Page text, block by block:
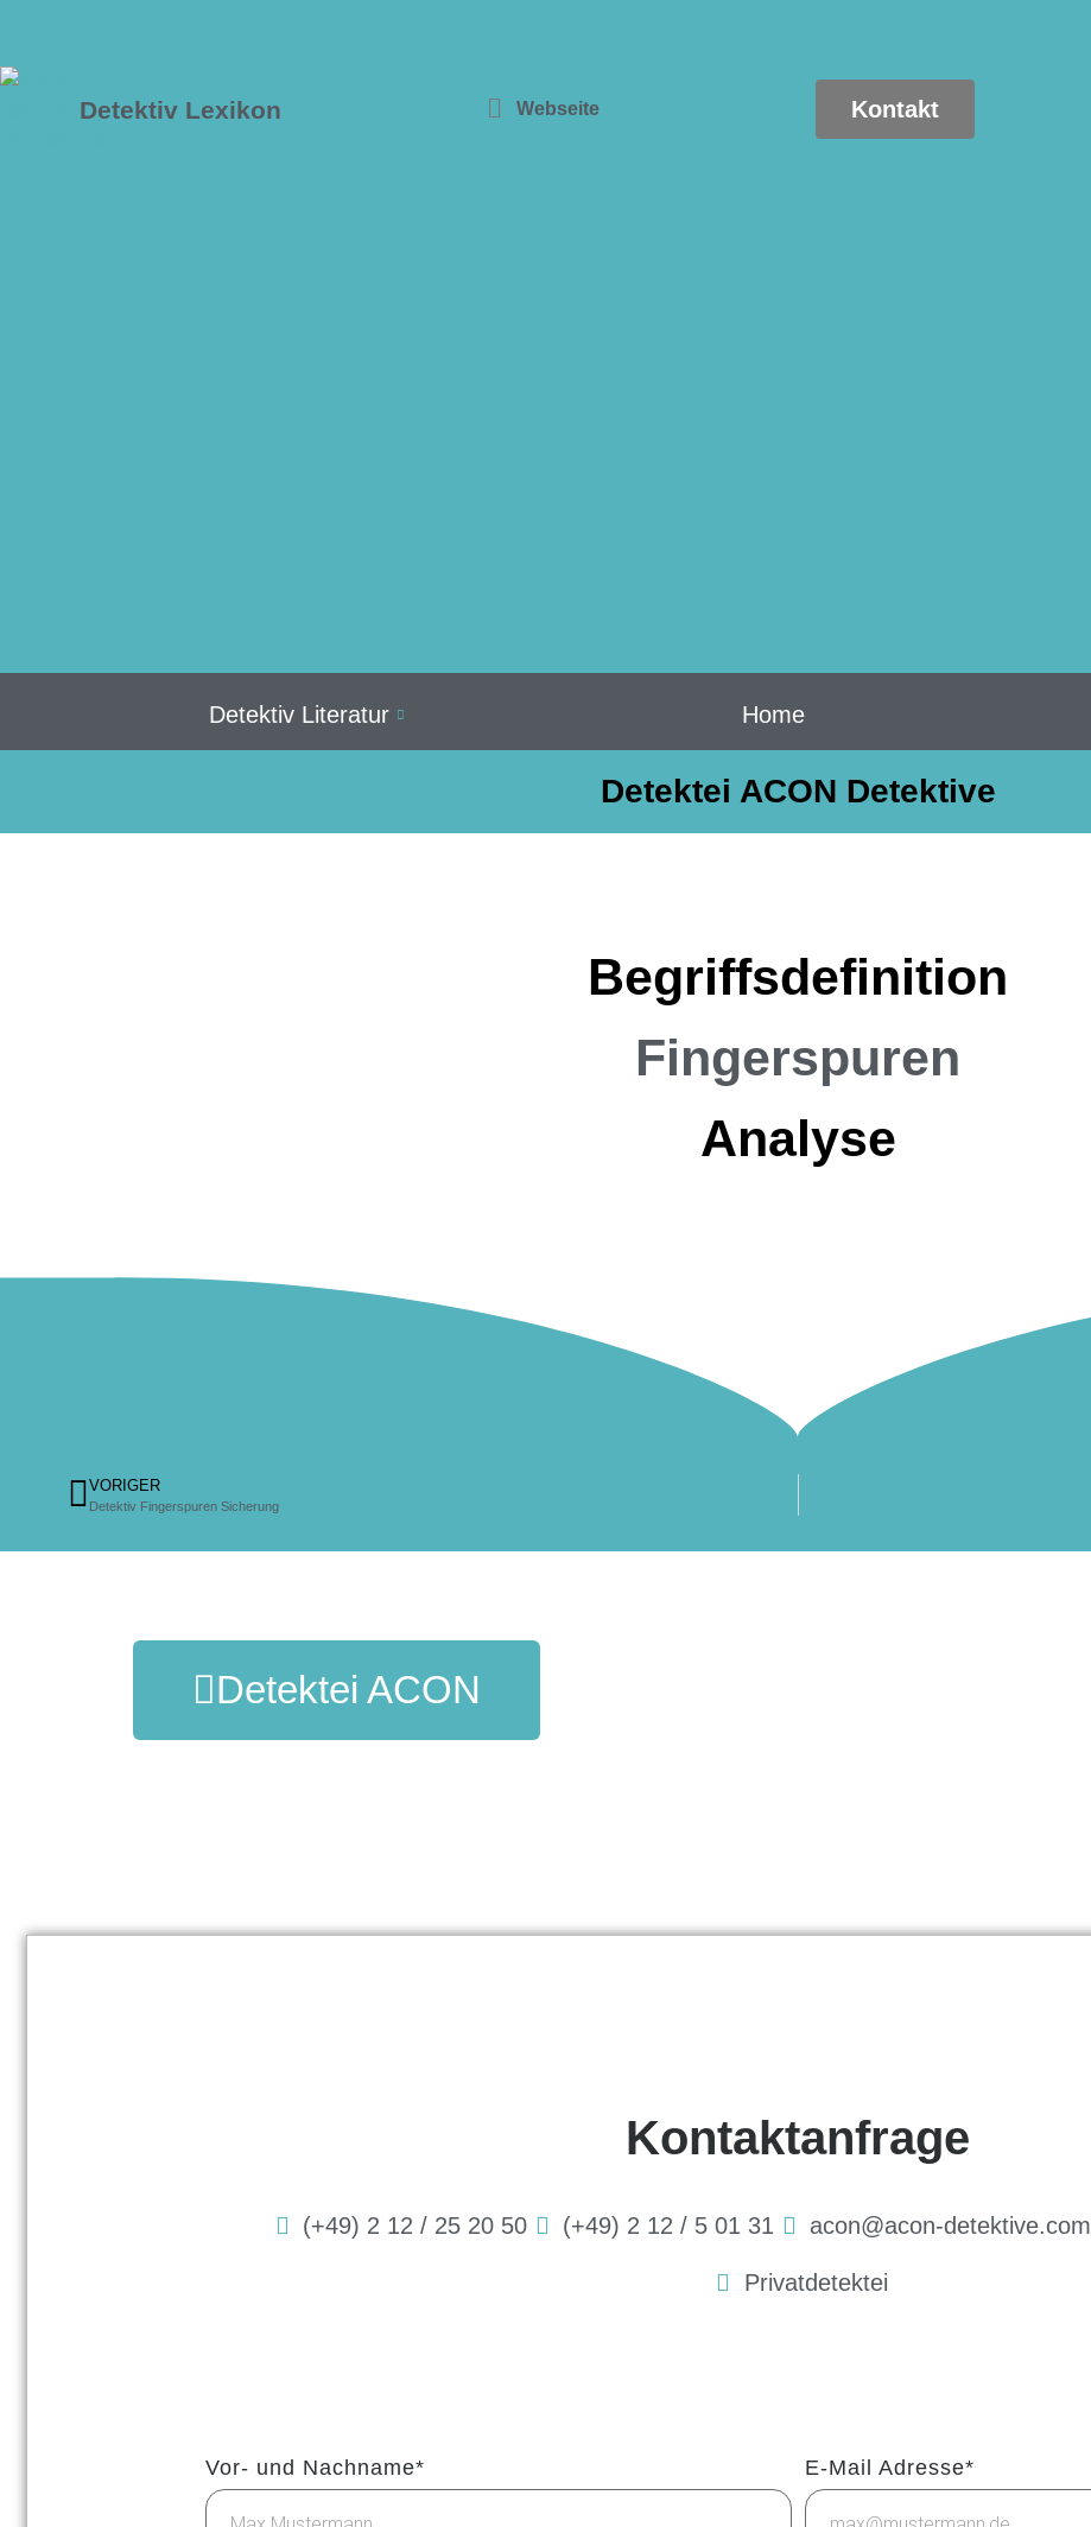
Detektiv Lexikon Webseite Kontakt
Detektiv Literatur Home
Detektei ACON Detektive
Begriffsdefinition
Fingerspuren
Analyse
VORIGER
Detektiv Fingerspuren Sicherung
Detektei ACON
Kontaktanfrage
(+49) 2 12 / 25 20 50 (+49) 2 12 / 5 01 31 acon@acon-detektive.com
Privatdetektei
Vor- und Nachname* E-Mail Adresse*